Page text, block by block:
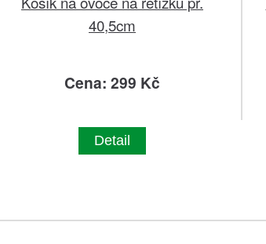
40,5cm
Cena: 299 Kč
Detail